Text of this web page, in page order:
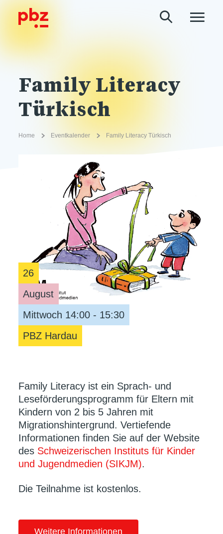
Family Literacy
Türkisch
Home Eventkalender Family Literacy Türkisch
26
August
Mittwoch 14:00 - 15:30
PBZ Hardau
Family Literacy ist ein Sprach- und
Leseförderungsprogramm für Eltern mit
Kindern von 2 bis 5 Jahren mit
Migrationshintergrund. Vertiefende
Informationen finden Sie auf der Website
des Schweizerischen Instituts für Kinder
und Jugendmedien (SIKJM).
Die Teilnahme ist kostenlos.
Weitere Informationen